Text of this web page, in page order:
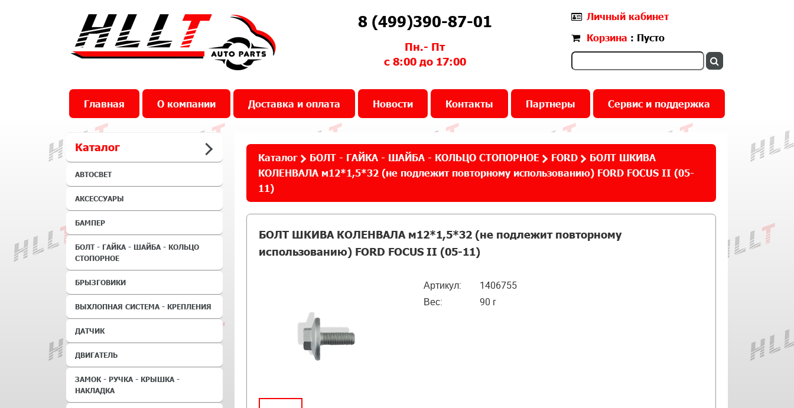
8 (499)390-87-01
Пн.- Пт
с 8:00 до 17:00
Личный кабинет
Корзина : Пусто
Главная О компании Доставка и оплата Новости Контакты Партнеры Сервис и поддержка
Каталог
АВТОСВЕТ
АКСЕССУАРЫ
БАМПЕР
БОЛТ - ГАЙКА - ШАЙБА - КОЛЬЦО
СТОПОРНОЕ
БРЫЗГОВИКИ
ВЫХЛОПНАЯ СИСТЕМА - КРЕПЛЕНИЯ
ДАТЧИК
ДВИГАТЕЛЬ
ЗАМОК - РУЧКА - КРЫШКА -
НАКЛАДКА
Каталог БОЛТ - ГАЙКА - ШАЙБА - КОЛЬЦО СТОПОРНОЕ FORD
БОЛТ ШКИВА
КОЛЕНВАЛА м12*1,5*32 (не подлежит повторному использованию) FORD FOCUS II (05-
11)
БОЛТ ШКИВА КОЛЕНВАЛА м12*1,5*32 (не подлежит повторному
использованию) FORD FOCUS II (05-11)
Артикул:
1406755
Вес:
90 г